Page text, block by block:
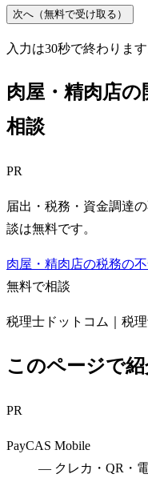
次へ（無料で受け取る）
入力は30秒で終わりま
肉屋・精肉店の
相談
PR
届出・税務・資金調達
談は無料です。
肉屋・精肉店の税務の
無料で相談
税理士ドットコム｜税
このページで
PR
PayCAS Mobile
— クレカ・QR・